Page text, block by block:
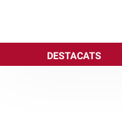
DESTACATS